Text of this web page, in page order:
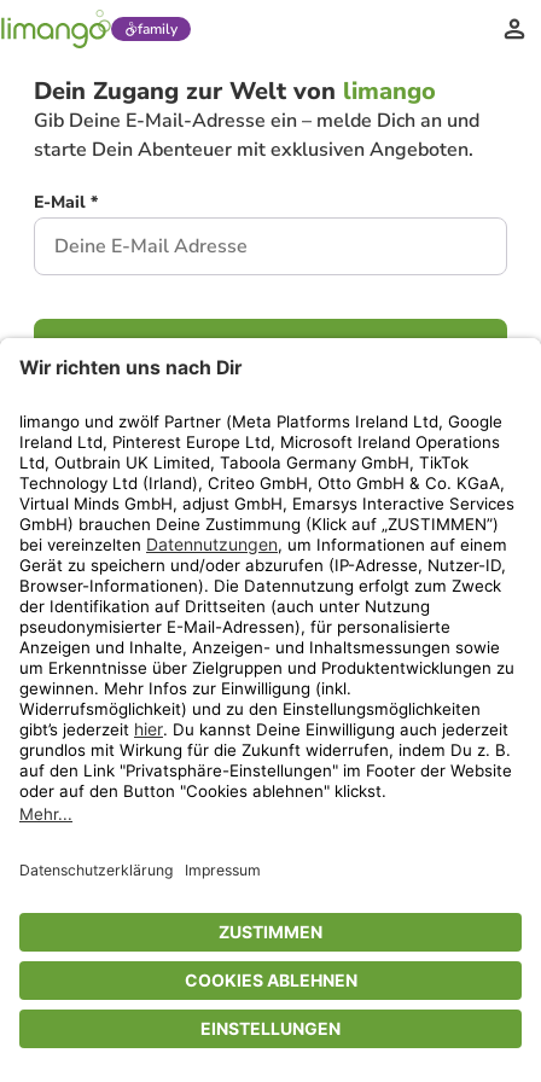
family
Dein Zugang zur Welt von limango
Gib Deine E-Mail-Adresse ein – melde Dich an und
starte Dein Abenteuer mit exklusiven Angeboten.
E-Mail *
Weiter
Privatsphäre-EinstellungenAGBDatenschutzCompliance
GeschenkgutscheinbedingungenImpressumHelp Center